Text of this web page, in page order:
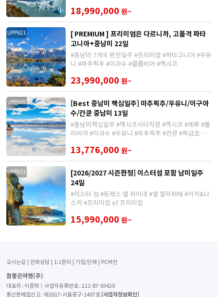
18,990,000 원~
UPP621
[ PREMIUM ] 프리미엄은 다르니까, 고품격 파타
고니아+중남미 22일
#중남미 7개국 완전일주 #프리미엄 #파타고니아 #우유
니 #마추픽추 #이과수 #콜롬비아 #멕시코
23,990,000 원~
UPP665
[Best 중남미 핵심일주] 마추픽추/우유니/이구아
수/칸쿤 중남미 13일
#중남미핵심일주 #멕시코시티직항 #멕시코 #페루 #볼
리비아 #이과수 #우유니 #마추픽추 #칸쿤 #특급호텔숙
13,776,000 원~
UPP623
[2026/2027 시즌한정] 이스터섬 포함 남미일주
24일
#이스터 섬 #토레스 델 파이네 #엘 칼라파테 #이카&나
스카 #프리미엄 of 프리미엄
15,990,000 원~
오시는길 전화상담 1:1문의 기업/단체 PC버전
참좋은여행(주)
대표자 : 이종혁│사업자등록번호 : 211-87-93420
통신판매업신고 : 제2017-서울중구-1407호 [사업자정보확인]